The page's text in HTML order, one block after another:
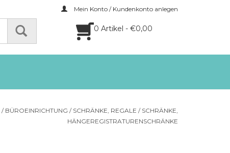
Mein Konto / Kundenkonto anlegen
0 Artikel - €0,00
/ BÜROEINRICHTUNG / SCHRÄNKE, REGALE / SCHRÄNKE,
HÄNGEREGISTRATURENSCHRÄNKE